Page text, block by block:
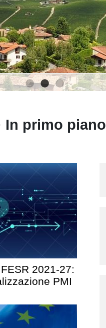
1 2 3
In primo piano
2021-27:
PMI